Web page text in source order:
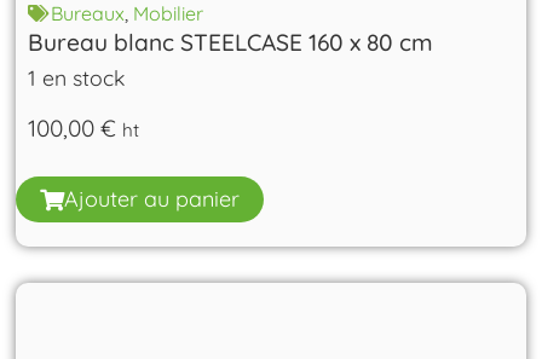
Bureaux, Mobilier
Bureau blanc STEELCASE 160 x 80 cm
1 en stock
100,00€ ht
Ajouter au panier